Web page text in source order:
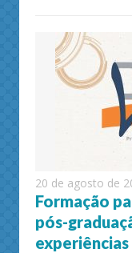
20 de agosto de
Formação
pós-